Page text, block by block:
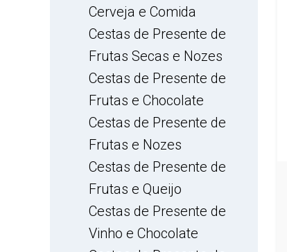
Cerveja e Comida
Cestas de Presente de
Frutas Secas e Nozes
Cestas de Presente de
Frutas e Chocolate
Cestas de Presente de
Frutas e Nozes
Cestas de Presente de
Frutas e Queijo
Cestas de Presente de
Vinho e Chocolate